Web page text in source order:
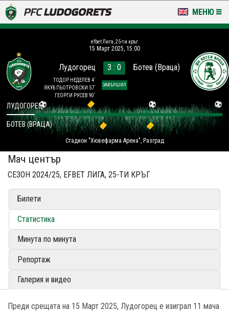
МЕНЮ
LUDOGORETS TV
НА ТЕРЕНА
СТАДИОН & БАЗИ
КЛУБ
ЗА ФЕНОВЕ
efbet Лига, 25-ти кръг
15 Март 2025, 15:00
Лудогорец
ТОДОР НЕДЕЛЕВ 4´
ЯКУБ ПЬОТРОВСКИ 57´
ГЕОРГИ РУСЕВ 90´
3 : 0
ЗАВЪРШИЛ
Ботев (Враца)
Стадион "Хювефарма Арена", Разград
ЛУДОГОРЕЦ
БОТЕВ (ВРАЦА)
Мач център
СЕЗОН 2024/25, EFBET ЛИГА, 25-ТИ КРЪГ
Билети
Статистика
Минута по минута
Репортаж
Галерия и видео
Преди срещата на 15 Март 2025, Лудогорец е изиграл 11 мача